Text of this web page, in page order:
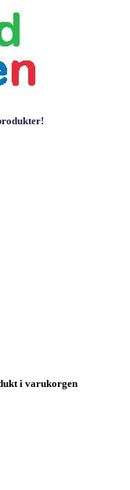
i varukorgen